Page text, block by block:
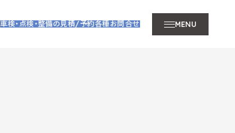
車検・点検・整備の見積/予約各種お問合せ MENU